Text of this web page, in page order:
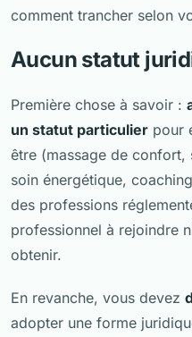
comment trancher selon
Aucun statut
Première chose à savoir :
un statut particulier pour
être (massage de
soin énergétique,
des professions
professionnel à rejoindre
obtenir.
En revanche, vous devez
adopter une forme